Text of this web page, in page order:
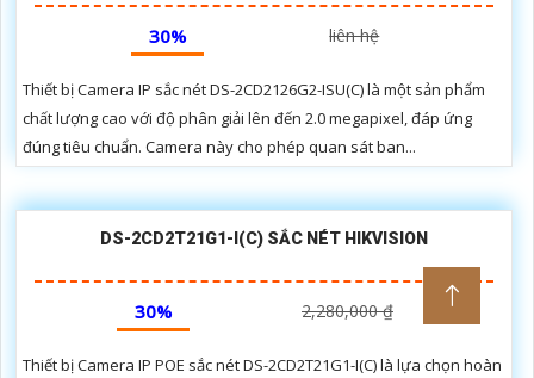
30% liên hệ
Thiết bị Camera IP sắc nét DS-2CD2126G2-ISU(C) là một sản phẩm
chất lượng cao với độ phân giải lên đến 2.0 megapixel, đáp ứng
đúng tiêu chuẩn. Camera này cho phép quan sát ban...
DS-2CD2T21G1-I(C) SẮC NÉT HIKVISION
30% 2,280,000 ₫
Thiết bị Camera IP POE sắc nét DS-2CD2T21G1-I(C) là lựa chọn hoàn